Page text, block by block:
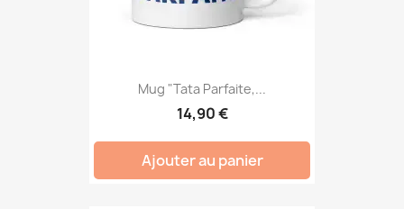
Mug "Tata Parfaite,...
14,90 €
Ajouter au panier